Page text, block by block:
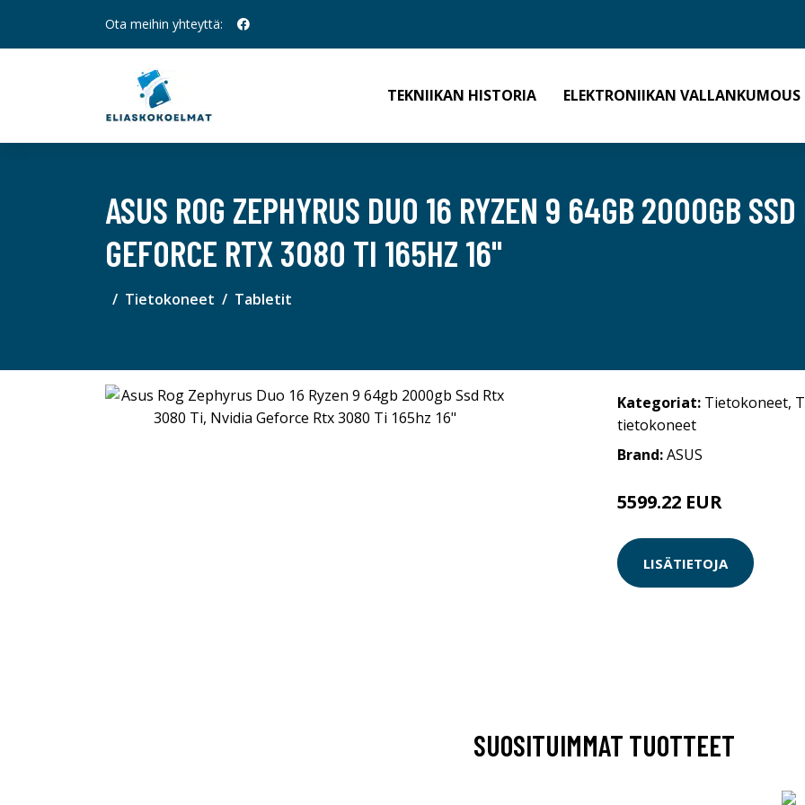
Ota meihin yhteyttä:
TEKNIIKAN HISTORIA ELEKTRONIIKAN VALLANKUMOUS
ASUS ROG ZEPHYRUS DUO 16 RYZEN 9 64GB 2000GB
GEFORCE RTX 3080 TI 165HZ 16"
Tietokoneet Tabletit
Kategoriat: Tietokoneet,
tietokoneet
Brand:ASUS
5599.22 EUR
LISÄTIETOJA
SUOSITUIMMAT TUOTTEET